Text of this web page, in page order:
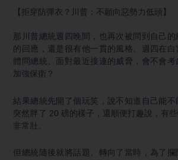
【拒穿防彈衣？川普：不願向惡勢力低頭】
那川普總統週四晚間，也再次被問到自己
的回應，還是很有他一貫的風格。週四在
體問總統、面對最近接連的威脅，會不會考
加強保衛？
結果總統先開了個玩笑，說不知道自己能
突然胖了 20 磅的樣子，還順便打趣說，有
非常壯。
但總統隨後就將話題、轉向了當時，為了